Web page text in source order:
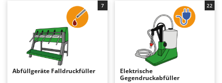
Akku-Stichsägen
Allzwecktransporter - Motorschubkarren
Alu-Teleskopleitern
Anbaubagger Heckbagger für Traktoren
Arbeitsschutzkleidung
AL-KO
ALA 2000
Abfüllgeräte Falldruckfüller
7
Elektrische
Gegendruckabfüller
22